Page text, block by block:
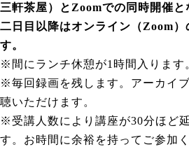
三軒茶屋）とZoomでの同時開催と
二日目以降はオンライン（Zoom）
す。
※間にランチ休憩が1時間入ります
※毎回録画を残します。アーカイ
聴いただけます。
※受講人数により講座が30分ほど
す。お時間に余裕を持ってご参加く